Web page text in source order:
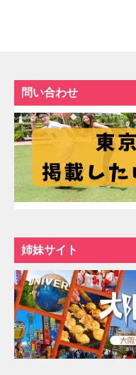
問い合わせ
姉妹サイト